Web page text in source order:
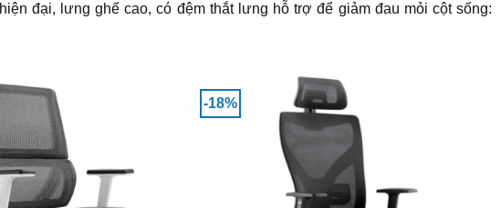
hiện đại, lưng ghế cao, có đệm thắt lưng hỗ trợ để giảm đau mỏi cột sống:
-18%